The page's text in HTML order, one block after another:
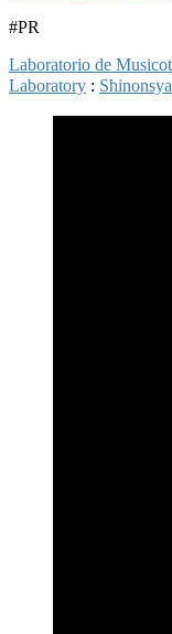
#PR
Laboratorio de
Laboratory :